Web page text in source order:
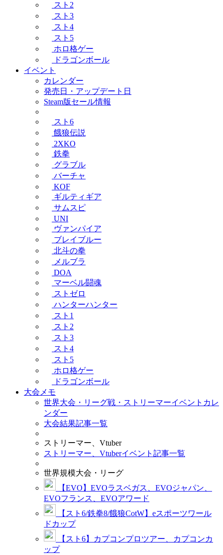
スト2
スト3
スト4
スト5
ホロ格ゲー
ドラゴンボール
イベント
カレンダー
発売日・アップデート日
Steam版セール情報
スト6
餓狼伝説
2XKO
鉄拳
グラブル
バーチャ
KOF
ギルティギア
サムスピ
UNI
ヴァンパイア
ブレイブルー
北斗の拳
メルブラ
DOA
マーベル闘魂
ストゼロ
ハンターハンター
スト1
スト2
スト3
スト4
スト5
ホロ格ゲー
ドラゴンボール
大会メモ
世界大会・リーグ戦・ストリーマーイベントカレ
ンダー
大会結果記事一覧
ストリーマー、Vtuber
ストリーマー、Vtuberイベント記事一覧
世界規模大会・リーグ
【EVO】EVOラスベガス、EVOジャパン、
EVOフランス、EVOアワード
【スト6/鉄拳8/餓狼CotW】eスポーツワール
ドカップ
【スト6】カプコンプロツアー、カプコンカ
ップ